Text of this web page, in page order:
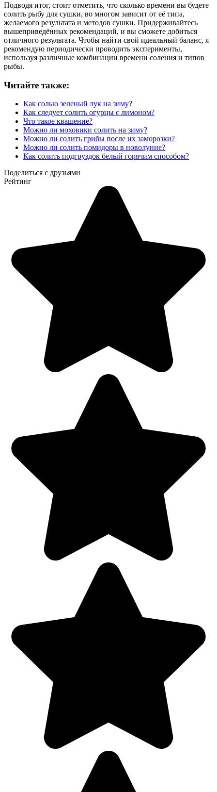
Подводя итог, стоит отметить, что сколько времени вы будете
солить рыбу для сушки, во многом зависит от её типа,
желаемого результата и методов сушки. Придерживайтесь
вышеприведённых рекомендаций, и вы сможете добиться
отличного результата. Чтобы найти свой идеальный баланс, я
рекомендую периодически проводить эксперименты,
используя различные комбинации времени соления и типов
рыбы.
Читайте также:
Как солью зеленый лук на зиму?
Как следует солить огурцы с лимоном?
Что такое квашение?
Можно ли моховики солить на зиму?
Можно ли солить грибы после их заморозки?
Можно ли солить помидоры в новолуние?
Как солить подгруздок белый горячим способом?
Поделиться с друзьями
Рейтинг